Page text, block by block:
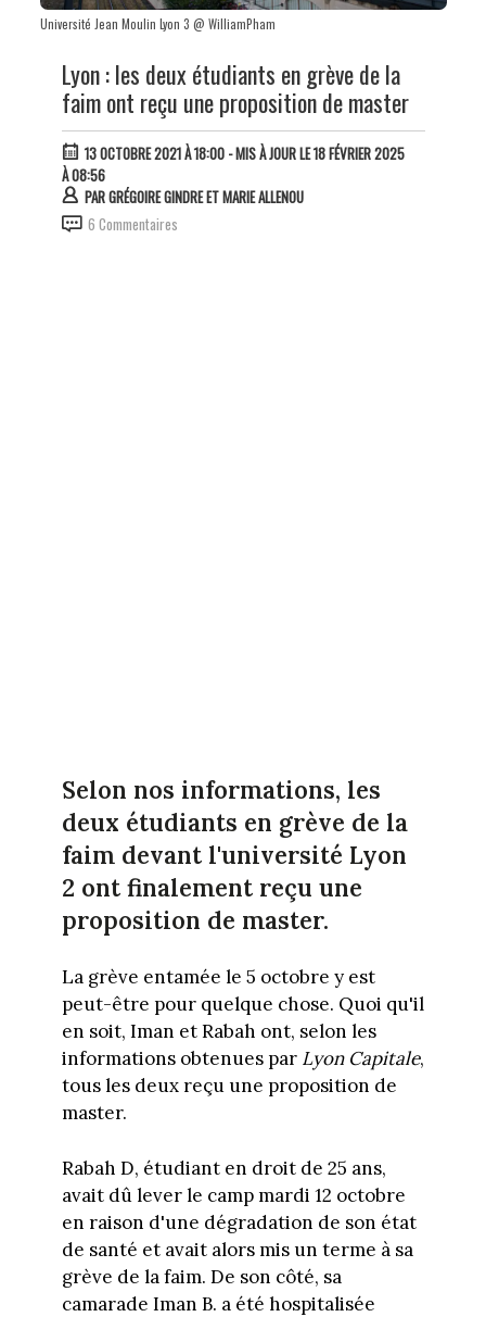
Université Jean Moulin Lyon 3 @ WilliamPham
Lyon : les deux étudiants en grève de la
faim ont reçu une proposition de master
13 OCTOBRE 2021 À 18:00- MIS À JOUR LE 18 FÉVRIER 2025
À 08:56
PARGRÉGOIRE GINDRE ET MARIE ALLENOU
6 Commentaires
Selon nos informations, les
deux étudiants en grève de la
faim devant l'université Lyon
2 ont finalement reçu une
proposition de master.
La grève entamée le 5 octobre y est
peut-être pour quelque chose. Quoi qu'il
en soit, Iman et Rabah ont, selon les
informations obtenues par Lyon Capitale,
tous les deux reçu une proposition de
master.
Rabah D, étudiant en droit de 25 ans,
avait dû lever le camp mardi 12 octobre
en raison d'une dégradation de son état
de santé et avait alors mis un terme à sa
grève de la faim. De son côté, sa
camarade Iman B. a été hospitalisée